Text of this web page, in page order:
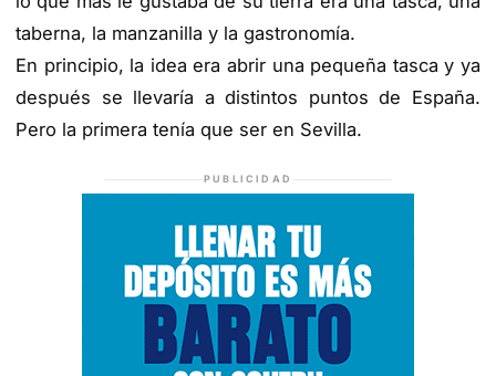
taberna, la manzanilla y la gastronomía.
En principio, la idea era abrir una pequeña tasca y ya
después se llevaría a distintos puntos de España.
Pero la primera tenía que ser en Sevilla.
PUBLICIDAD